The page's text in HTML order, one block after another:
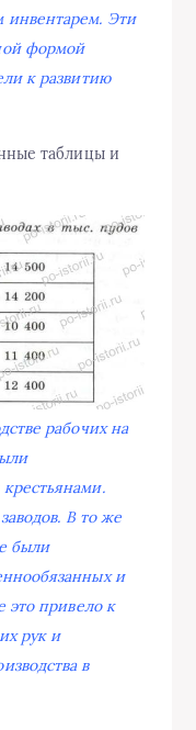
Эти
формой
к развитию
таблицы и
рабочих на
В то же
были
и
это привело к
рук и
в